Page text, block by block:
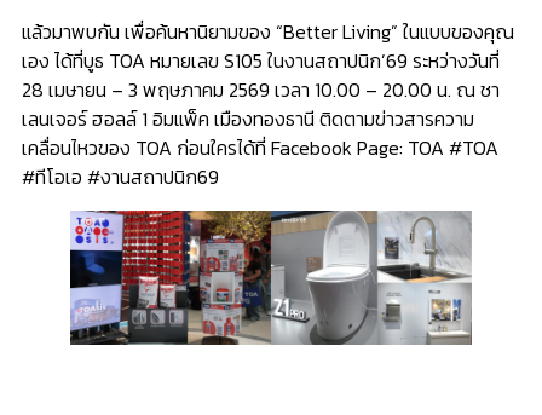
แล้วมาพบกัน เพื่อค้นหานิยามของ “Better Living” ในแบบของคุณ
เอง ได้ที่บูธ TOA หมายเลข S105 ในงานสถาปนิก’69 ระหว่างวันที่
28 เมษายน – 3 พฤษภาคม 2569 เวลา 10.00 – 20.00 น. ณ ชา
เลนเจอร์ ฮอลล์ 1 อิมแพ็ค เมืองทองธานี ติดตามข่าวสารความ
เคลื่อนไหวของ TOA ก่อนใครได้ที่ Facebook Page: TOA #TOA
#ทีโอเอ #งานสถาปนิก69